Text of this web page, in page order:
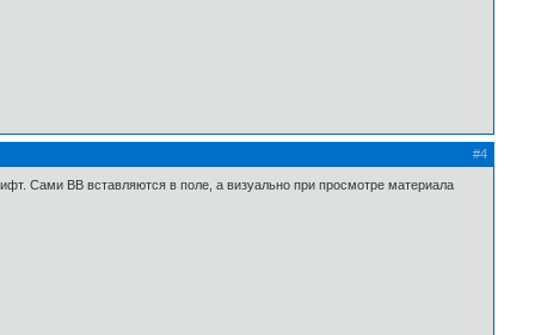
#4
Сами ВВ вставляются в поле, а визуально при просмотре материала